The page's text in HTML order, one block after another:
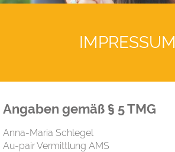
IMPRESSUM
Angaben gemäß § 5 TMG
Anna-Maria Schlegel
Au-pair Vermittlung AMS